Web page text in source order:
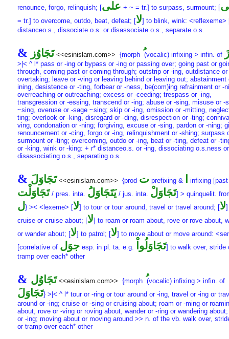
renounce, forgo, relinquish; [على + ~ = tr.] to surpass, surmount; [
= tr.] to overcome, outdo, beat, defeat; [لا] to blink, wink: <reflexeme>
distanceo.s., dissociate o.s. or disassociate o.s., separate o.s.
& تَجَاوُز <<esinislam.com>> {morph (vocalic) infixing > infin. of
>|< ^ l* pass or -ing or bypass or -ing or passing over; going past or
through, coming past or coming through; outstrip or -ing, outdistance
overtaking; leave or -ving or leaving behind or leaving out; abstainment
ining, desistence or -ting, forbear or -ness, be(com)ing refrainment or -
overreaching or outreaching; excess or -ceeding; trespass or -ing,
transgression or -essing, transcend or -ing; abuse or -sing, misuse or -
~sing, overuse or -sage ~sing; skip or -ing, omission or -mitting,
ting; overlook or -king, disregard or -ding, disrespection or -ting;
ving, condonation or -ning; forgiving, excuse or -sing, pardon or -ning;
renouncement or -cing, forgo or -ing, relinquishment or -shing; surpass
surmount or -ting; overcoming, outdo or -ing, beat or -ting, defeat or -
or -king, wink or -king: + r* distanceo.s. or -ing, dissociating o.s.ness or
disassociating o.s., separating o.s.
& تَجَاوَلَ <<esinislam.com>> {prod ت prefixing & infixing
تَجَاوَلْت/ pres. inta. يَتَجَاوَلَُ / jus. inta. تَجَاوَلْ] > quinquelit.
ل} >< <lexeme> [لا] to tour or tour around, travel or travel around; [لا]
cruise or cruise about; [لا] to roam or roam about, rove or rove about,
or wander about; [لا] to patrol; [لا] to move about or move around:
[correlative of جوَلesp. in pl. ta. e.g. تَجَاوَلُواْ] to walk over, stride
tramp over each* other
& تَجَاوُل <<esinislam.com>> {morph (vocalic) infixing > infin. of
تَجَاوَلَ} >|< ^ l* tour or -ring or tour around or -ing, travel or -ing or
around or -ing; cruise or -sing or cruising about; roam or -ming or
about, rove or -ving or roving about, wander or -ring or wandering
or -ing; moving about or moving around >> n. of the vb. walk over,
or tramp over each* other